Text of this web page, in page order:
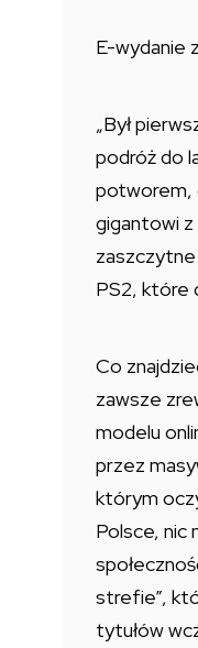
E-wydanie
„Był
podróż do
potworem,
gigantowi z
PS2, które
Co
zawsze
modelu
przez
którym
Polsce, nic
strefie”,
tytułów